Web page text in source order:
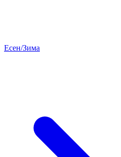
Есен/Зима